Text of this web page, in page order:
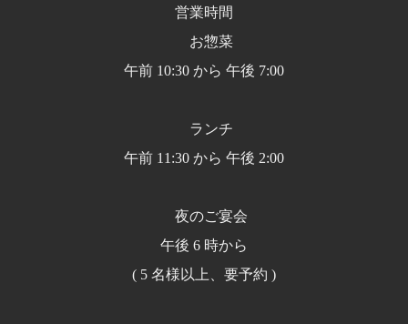
営業時間
お惣菜
午前 10:30 から 午後 7:00
ランチ
午前 11:30 から 午後 2:00
夜のご宴会
午後 6 時から
( 5 名様以上、要予約 )